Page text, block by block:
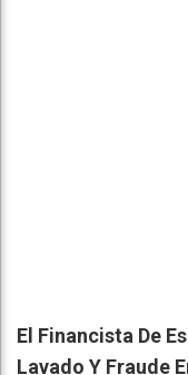
El Financista De
Lavado Y Fraude